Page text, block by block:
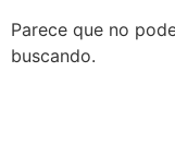
Parece que no
buscando.